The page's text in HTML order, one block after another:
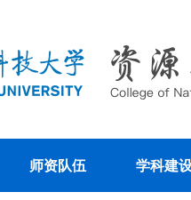
师资队伍 学科建